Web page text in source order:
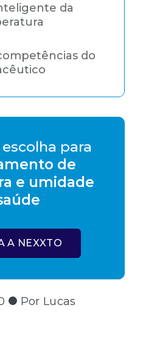
Por Lucas
da
do
para
de
e umidade
A NEXXTO